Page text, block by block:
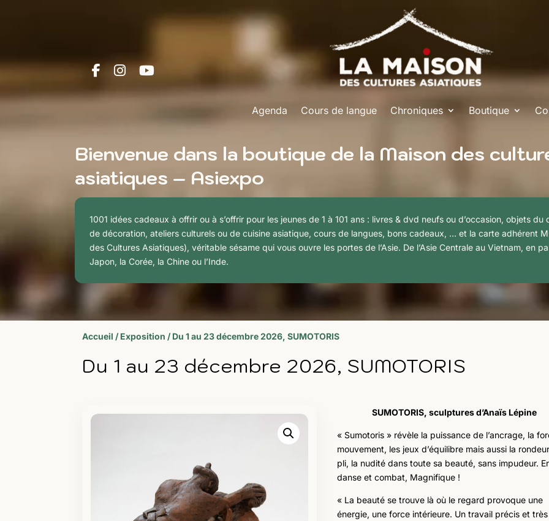
Agenda Cours de langue Chroniques Boutique
Bienvenue dans la boutique de la Maison des
asiatiques – Asiexpo
1001 idées cadeaux à offrir ou à s’offrir pour les jeunes de 1 à 101 ans : livres & dvd neufs ou d’occasion, objets du
de décoration, ateliers culturels ou de cuisine asiatique, cours de langues, bons cadeaux, … et la carte adhérent
des Cultures Asiatiques), véritable sésame qui vous ouvre les portes de l’Asie. De l’Asie Centrale au Vietnam, en
Japon, la Corée, la Chine ou l’Inde.
Accueil / Exposition / Du 1 au 23 décembre 2026, SUMOTORIS
Du 1 au 23 décembre 2026, SUMOTORIS
SUMOTORIS, sculptures d’Anaïs Lépine
« Sumotoris » révèle la puissance de l’ancrage, la
mouvement, les jeux d’équilibre mais aussi la
pli, la nudité dans toute sa beauté, sans impudeur.
danse et combat, Magnifique !
« La beauté se trouve là où le regard provoque une
énergie, une force intérieure. Un travail précis et très